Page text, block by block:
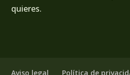
quieres.
Aviso legal Política de